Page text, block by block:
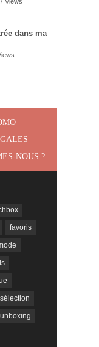
dans ma
NOUS ?
favoris
sélection
unboxing